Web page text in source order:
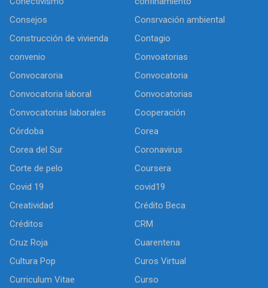
Consejos
Consrvación ambiental
Construcción de vivienda
Contagio
convenio
Convoatorias
Convocaroria
Convocatoria
Convocatoria laboral
Convocatorias
Convocatorias laborales
Cooperación
Córdoba
Corea
Corea del Sur
Coronavirus
Corte de pelo
Coursera
Covid 19
covid19
Creatividad
Crédito Beca
Créditos
CRM
Cruz Roja
Cuarentena
Cultura Pop
Curos Virtual
Curriculum Vitae
Curso